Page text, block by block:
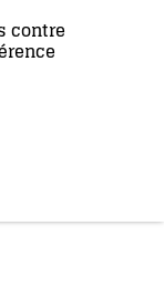
contre